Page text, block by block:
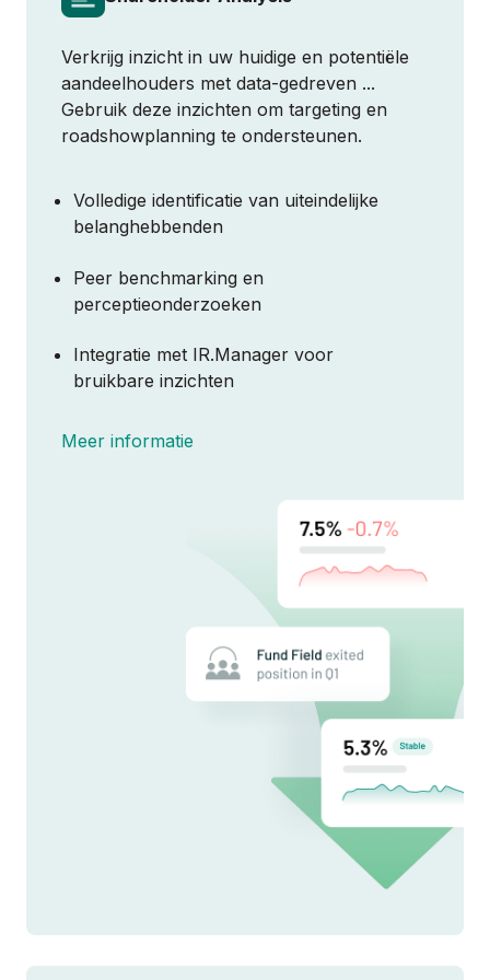
Partnerschappen
Contact Sales
Inloggen
Verkrijg inzicht in uw huidige en potentiële
aandeelhouders met data‑gedreven ...
Gebruik deze inzichten om targeting en
roadshowplanning te ondersteunen.
Volledige identificatie van uiteindelijke
belanghebbenden
Peer benchmarking en
perceptieonderzoeken
Integratie met IR.Manager voor
bruikbare inzichten
Meer informatie